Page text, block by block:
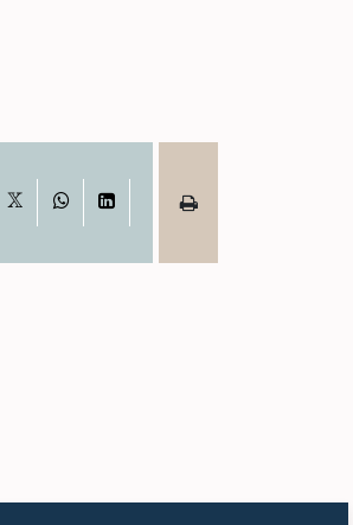
WhatsAppLinkedIn